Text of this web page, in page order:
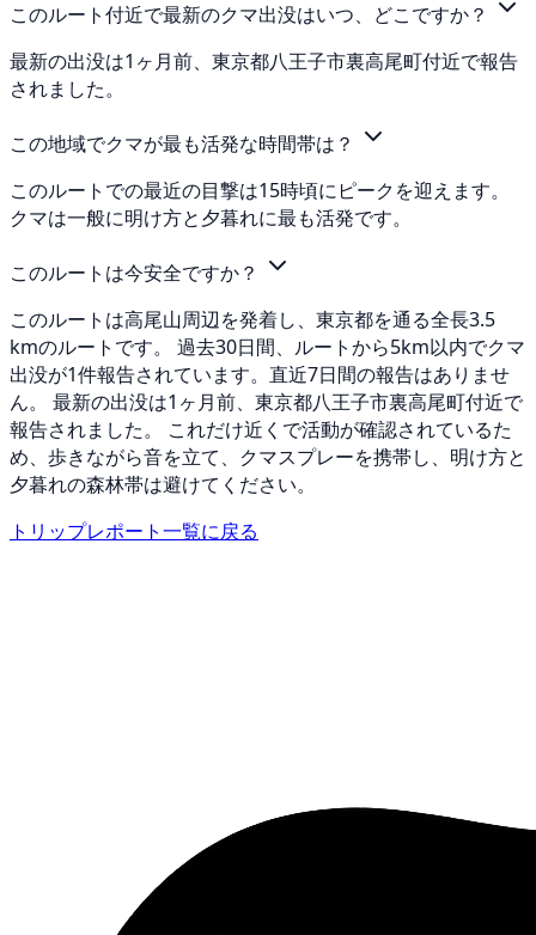
このルート付近で最新のクマ出没はいつ、どこですか？
最新の出没は1ヶ月前、東京都八王子市裏高尾町付近で報告
されました。
この地域でクマが最も活発な時間帯は？
このルートでの最近の目撃は15時頃にピークを迎えます。
クマは一般に明け方と夕暮れに最も活発です。
このルートは今安全ですか？
このルートは高尾山周辺を発着し、東京都を通る全長3.5
kmのルートです。 過去30日間、ルートから5km以内でクマ
出没が1件報告されています。直近7日間の報告はありませ
ん。 最新の出没は1ヶ月前、東京都八王子市裏高尾町付近で
報告されました。 これだけ近くで活動が確認されているた
め、歩きながら音を立て、クマスプレーを携帯し、明け方と
夕暮れの森林帯は避けてください。
トリップレポート一覧に戻る